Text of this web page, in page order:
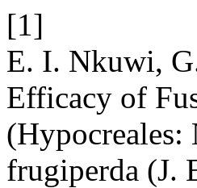
[1]
E. I. Nkuwi,
Efficacy of
(Hypocreales:
frugiperda (J.